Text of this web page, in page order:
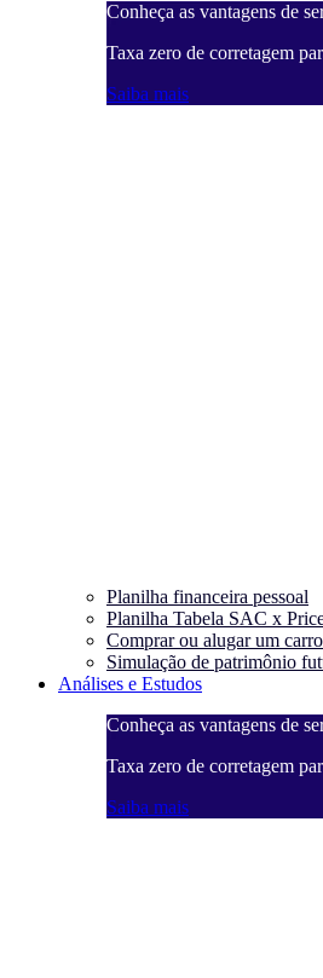
Conheça as vantagens de
Taxa zero de corretagem
Saiba mais
Planilha financeira pessoal
Planilha Tabela SAC x
Comprar ou alugar um
Simulação de patrimônio
Análises e Estudos
Conheça as vantagens de
Taxa zero de corretagem
Saiba mais